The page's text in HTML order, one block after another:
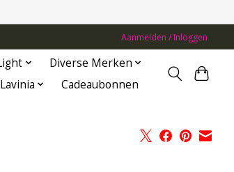
Aanmelden / Inloggen
Diverse Merken
Lavinia Cadeaubonnen